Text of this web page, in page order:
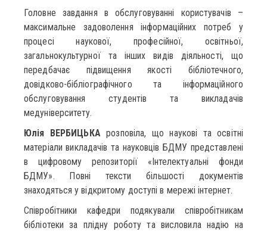
Головне завдання в обслуговуванні користувачів –
максимальне задоволення інформаційних потреб у
процесі наукової, професійної, освітньої,
загальнокультурної та інших видів діяльності, що
передбачає підвищення якості бібліотечного,
довідково-бібліографічного та інформаційного
обслуговування студентів та викладачів
медуніверситету.
Юлія ВЕРБИЦЬКАрозповіла, що наукові та освітні
матеріали викладачів та науковців БДМУ представлені
в цифровому репозиторії «Інтелектуальні фонди
БДМУ». Повні тексти більшості документів
знаходяться у відкритому доступі в мережі інтернет.
Співробітники кафедри подякували співробітникам
бібліотеки за плідну роботу та висловила надію на